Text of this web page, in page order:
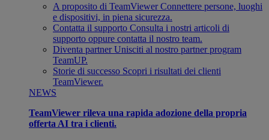
A proposito di TeamViewer Connettere persone, luoghi
e dispositivi, in piena sicurezza.
Contatta il supporto Consulta i nostri articoli di
supporto oppure contatta il nostro team.
Diventa partner Unisciti al nostro partner program
TeamUP.
Storie di successo Scopri i risultati dei clienti
TeamViewer.
NEWS
TeamViewer rileva una rapida adozione della propria
offerta AI tra i clienti.